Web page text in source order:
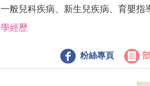
一般兒科疾病、新生兒疾病、育嬰指
學經歷
粉絲專頁